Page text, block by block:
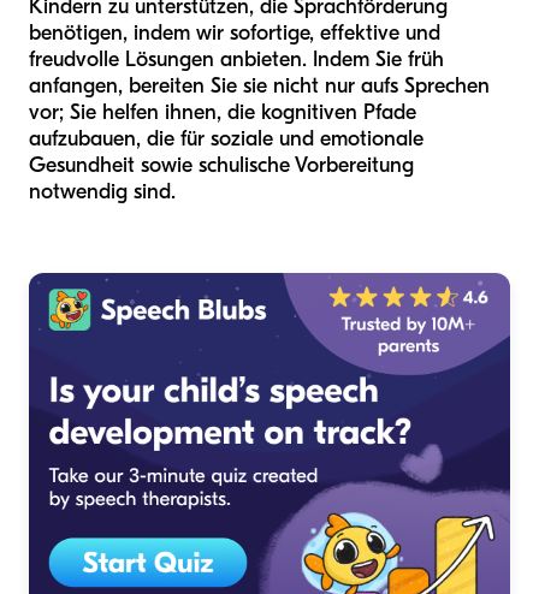
Kindern zu unterstützen, die Sprachförderung
benötigen, indem wir sofortige, effektive und
freudvolle Lösungen anbieten. Indem Sie früh
anfangen, bereiten Sie sie nicht nur aufs Sprechen
vor; Sie helfen ihnen, die kognitiven Pfade
aufzubauen, die für soziale und emotionale
Gesundheit sowie schulische Vorbereitung
notwendig sind.